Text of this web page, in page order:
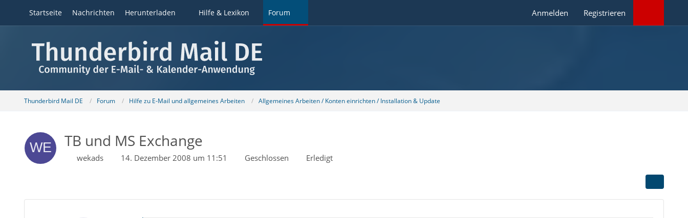
Startseite Nachrichten Herunterladen Hilfe & Lexikon Forum Anmelden Registrieren
Thunderbird Mail DE Forum Hilfe zu E-Mail und allgemeines Arbeiten Allgemeines Arbeiten / Konten einrichten / Installation & Update
TB und MS Exchange
wekads 14. Dezember 2008 um 11:51 Geschlossen Erledigt